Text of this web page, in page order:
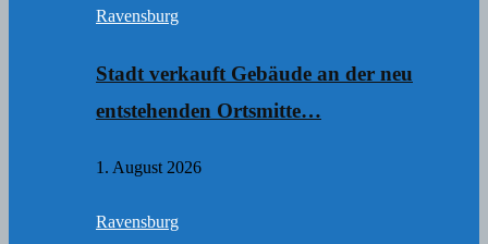
Ravensburg
Stadt verkauft Gebäude an der neu
entstehenden Ortsmitte…
1. August 2026
Ravensburg